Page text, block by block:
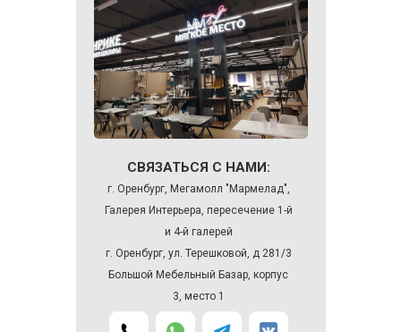
СВЯЗАТЬСЯ С НАМИ:
г. Оренбург, Мегамолл "Мармелад",
Галерея Интерьера, пересечение 1-й
и 4-й галерей
г. Оренбург, ул. Терешковой, д 281/3
Большой Мебельный Базар, корпус
3, место 1